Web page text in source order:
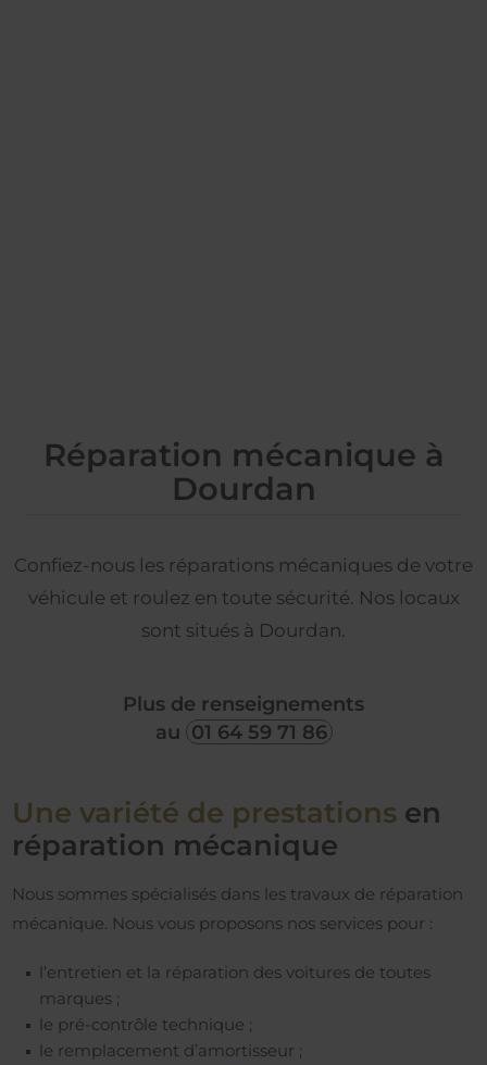
Réparation mécanique à
Dourdan
Confiez-nous les réparations mécaniques de votre
véhicule et roulez en toute sécurité. Nos locaux
sont situés à Dourdan.
Plus de renseignements
au 01 64 59 71 86
Une variété de prestations en
réparation mécanique
Nous sommes spécialisés dans les travaux de réparation
mécanique. Nous vous proposons nos services pour :
l’entretien et la réparation des voitures de toutes
marques ;
le pré-contrôle technique ;
le remplacement d’amortisseur ;